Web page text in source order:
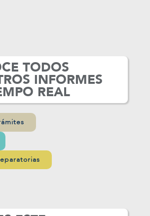
TODOS
INFORMES
REAL